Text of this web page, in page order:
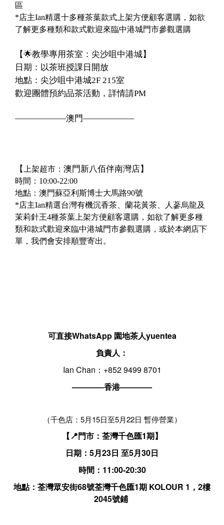
區
*店主Ian精選十多種茶葉款式上架方便顧客選購，如欲
了解更多種類和款式歡迎來臨中港城門市參觀選購
【🌟教學專用茶室：尖沙咀中港城】
日期：以茶班授課日開放
地點：尖沙咀中港城2F 215室
歡迎團體預約品茶活動，詳情請PM
——————澳門——————
【 上架超市： 澳門新八佰伴南灣店】
時間：10:00-22:00
地點：澳門蘇亞利斯博士大馬路90號
*店主Ian精選台灣有機沉香茶、蘭花黃茶、人蔘烏龍及
茉莉針王4種茶葉上架方便顧客選購，如欲了解更多種
類和款式歡迎來臨中港城門市參觀選購，或於本網店下
單，我們會安排順豐寄出。
可直接WhatsApp 園地茶人yuentea
負責人：
Ian Chan：+852 9499 8701
————香港————
（千色店：5月15日至5月22日 暫停營業）
【📍門市：荃灣千色匯1期】
日期：5月23日 至5月30日
時間：11:00-20:30
地點：荃灣眾安街68號荃灣千色匯1期 KOLOUR 1，2樓
2045號鋪